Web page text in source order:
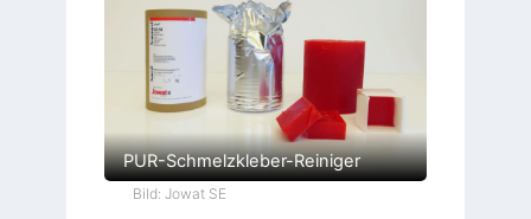
PUR-Schmelzkleber-Reiniger
Bild: Jowat SE